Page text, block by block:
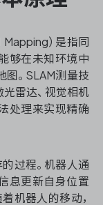
）是指同
够在未知环境中
图。SLAM测量技
雷达、视觉相机
处理来实现精确
过程。机器人通
息更新自身位置
机器人的移动，